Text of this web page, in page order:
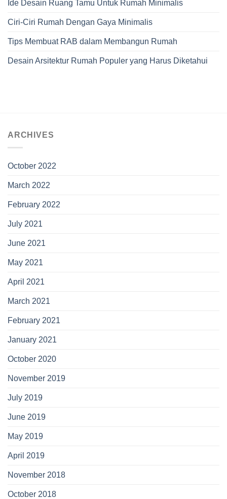
Ide Desain Ruang Tamu Untuk Rumah Minimalis
Ciri-Ciri Rumah Dengan Gaya Minimalis
Tips Membuat RAB dalam Membangun Rumah
Desain Arsitektur Rumah Populer yang Harus Diketahui
ARCHIVES
October 2022
March 2022
February 2022
July 2021
June 2021
May 2021
April 2021
March 2021
February 2021
January 2021
October 2020
November 2019
July 2019
June 2019
May 2019
April 2019
November 2018
October 2018